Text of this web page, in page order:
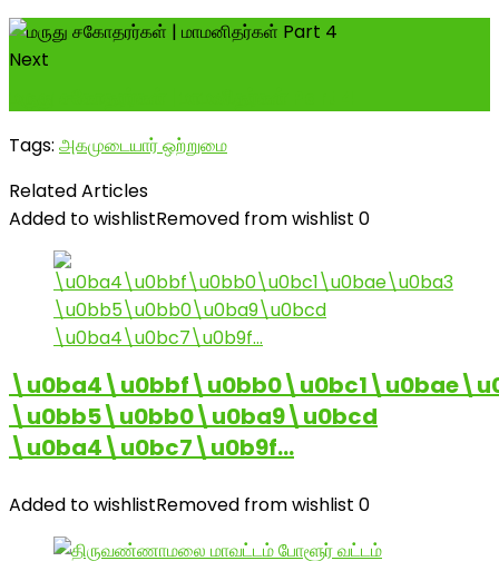
Next
Tags: அகமுடையார் ஒற்றுமை
Related Articles
Added to wishlistRemoved from wishlist 0
\u0bb5\u0bb0\u0ba9\u0bcd
\u0ba4\u0bc7\u0b9f…
Added to wishlistRemoved from wishlist 0